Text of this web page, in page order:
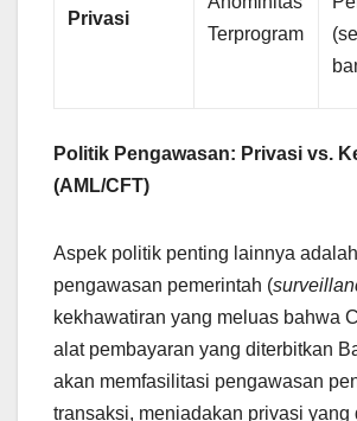
Privasi
Terprogram
Politik Pengawasan: Privasi vs.
(AML/CFT)
Aspek politik penting lainnya
pengawasan pemerintah (
kekhawatiran yang meluas bahwa
alat pembayaran yang diterbitkan
akan memfasilitasi pengawasan
transaksi, meniadakan privasi yang